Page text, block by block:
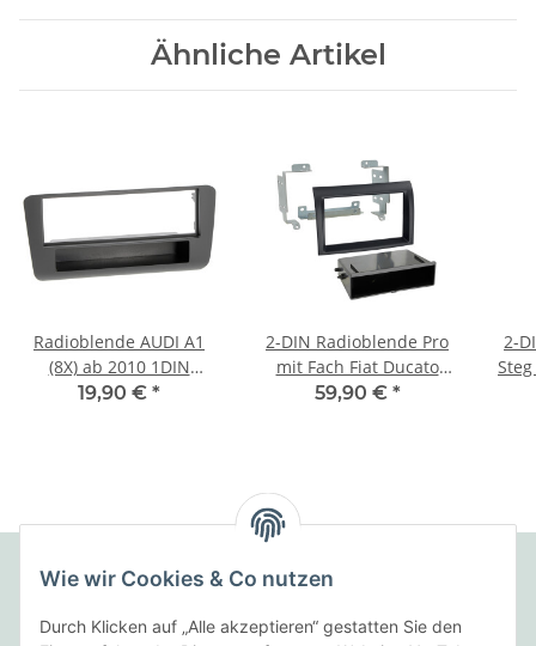
Ähnliche Artikel
Radioblende AUDI A1
(8X) ab 2010 1DIN
schwarz
19,90 € *
2-DIN Radioblende Pro
mit Fach Fiat Ducato
2006-> Radiovorb.
59,90 € *
2-
Folgende Zahlungsarten bieten wir an:
Wie wir Cookies & Co nutzen
Durch Klicken auf „Alle akzeptieren“ gestatten Sie den